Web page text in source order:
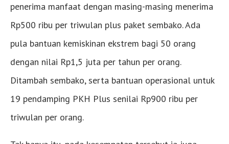
penerima manfaat dengan masing-masing menerima
Rp500 ribu per triwulan plus paket sembako. Ada
pula bantuan kemiskinan ekstrem bagi 50 orang
dengan nilai Rp1,5 juta per tahun per orang.
Ditambah sembako, serta bantuan operasional untuk
19 pendamping PKH Plus senilai Rp900 ribu per
triwulan per orang.